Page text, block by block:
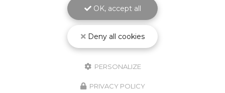
OK, accept all
Deny all cookies
PERSONALIZE
PRIVACY POLICY